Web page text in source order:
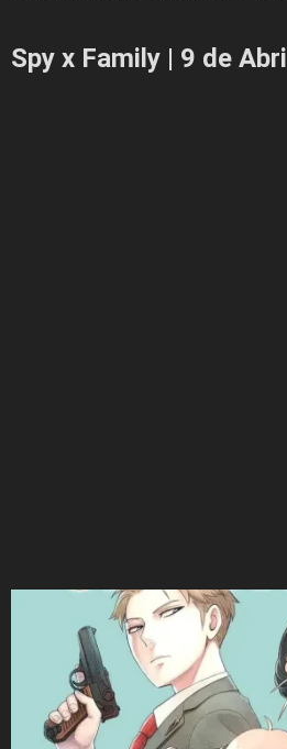
Spy x Family | 9 de Abril